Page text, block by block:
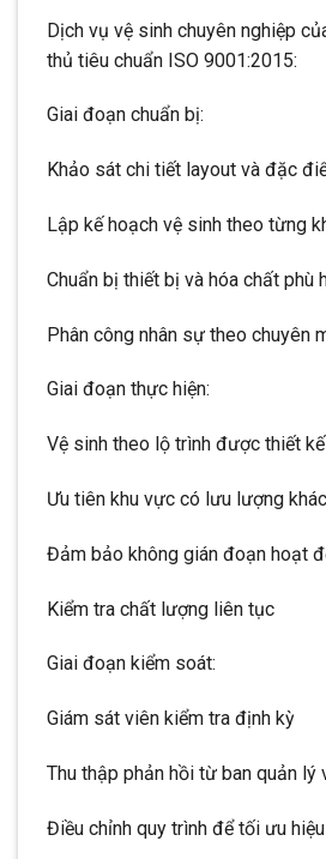
Dịch vụ vệ sinh chuyên nghiệp
thủ tiêu chuẩn ISO 9001:2015:
Giai đoạn chuẩn bị:
Khảo sát chi tiết layout và đặc
Lập kế hoạch vệ sinh theo từng
Chuẩn bị thiết bị và hóa chất phù
Phân công nhân sự theo chuyên
Giai đoạn thực hiện:
Vệ sinh theo lộ trình được thiết
Ưu tiên khu vực có lưu lượng
Đảm bảo không gián đoạn hoạt
Kiểm tra chất lượng liên tục
Giai đoạn kiểm soát:
Giám sát viên kiểm tra định kỳ
Thu thập phản hồi từ ban quản lý
Điều chỉnh quy trình để tối ưu